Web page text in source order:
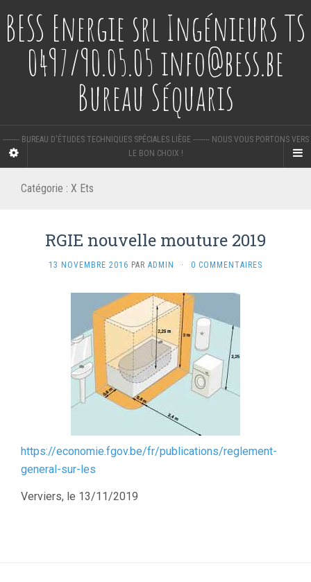
BESS Energie srl Ingénieurs TS
0497/90.05.05 info@bess.be
Bureau Séquaris
-------- BUREAU D'ÉTUDES TECHNIQUES SPÉCIALES LIÈGE -------- NOUS VOUS PORTONS VERS
LE BON CHOIX !
Catégorie : X Ets
RGIE nouvelle mouture 2019
13 NOVEMBRE 2016 PAR ADMIN · 0 COMMENTAIRES
https://economie.fgov.be/fr/publications/reglement-
general-sur-les
Verviers, le 13/11/2019